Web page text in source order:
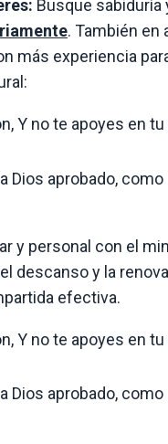
Busque sabiduría
. También en
experiencia
Y no te apoyes en
aprobado,
y personal con el
descanso y la
efectiva.
Y no te apoyes en
aprobado,